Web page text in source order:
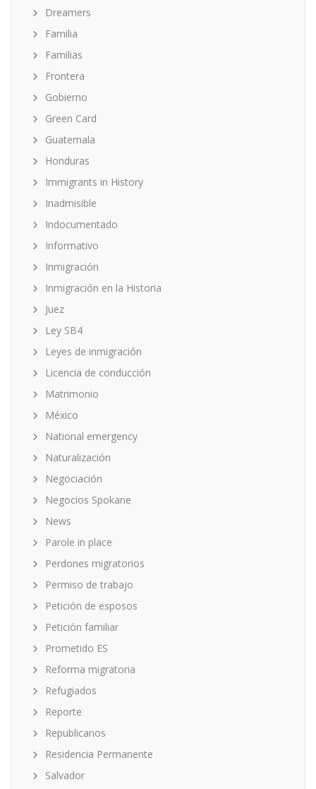
Dreamers
Familia
Familias
Frontera
Gobierno
Green Card
Guatemala
Honduras
Immigrants in History
Inadmisible
Indocumentado
Informativo
Inmigración
Inmigración en la Historia
Juez
Ley SB4
Leyes de inmigración
Licencia de conducción
Matrimonio
México
National emergency
Naturalización
Negociación
Negocios Spokane
News
Parole in place
Perdones migratorios
Permiso de trabajo
Petición de esposos
Petición familiar
Prometido ES
Reforma migratoria
Refugiados
Reporte
Republicanos
Residencia Permanente
Salvador